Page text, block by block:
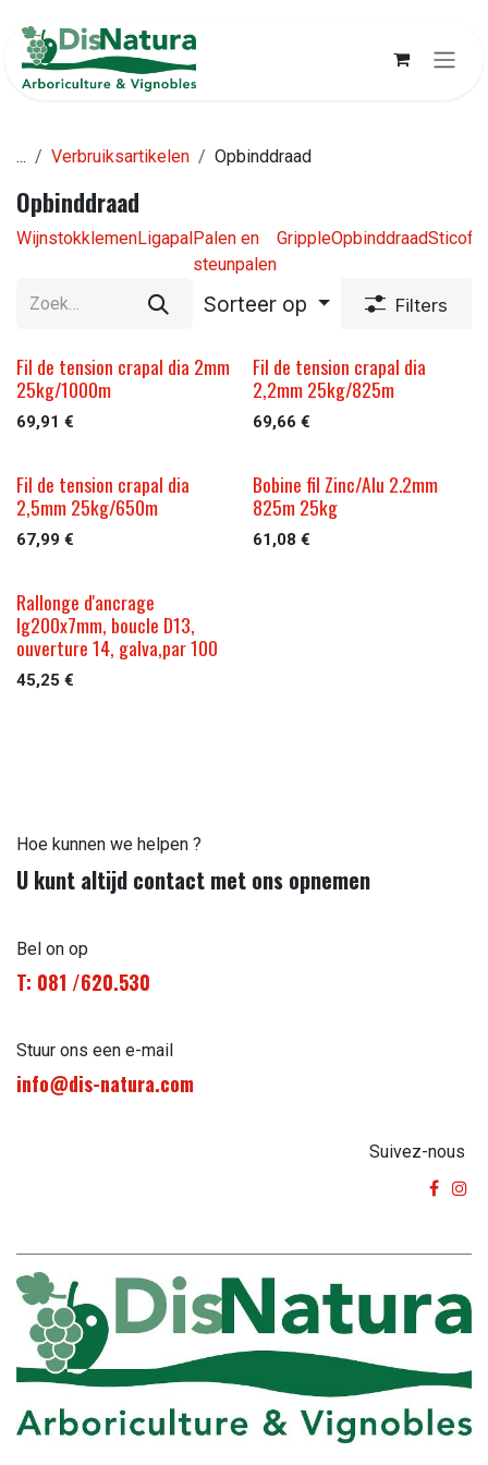
... Verbruiksartikelen Opbinddraad
Opbinddraad
WijnstokklemenLigapalPalen en
steunpalen
GrippleOpbinddraadSticofix
Sorteer op Filters
Fil de tension crapal dia 2mm
25kg/1000m
69,91 €
Fil de tension crapal dia
2,2mm 25kg/825m
69,66 €
Fil de tension crapal dia
2,5mm 25kg/650m
67,99 €
Bobine fil Zinc/Alu 2.2mm
825m 25kg
61,08 €
Rallonge d'ancrage
lg200x7mm, boucle D13,
ouverture 14, galva,par 100
45,25 €
Hoe kunnen we helpen ?
U kunt altijd contact met ons opnemen
Bel on op
T: 081 /620.530
Stuur ons een e-mail
info@dis-natura.com
Suivez-nous